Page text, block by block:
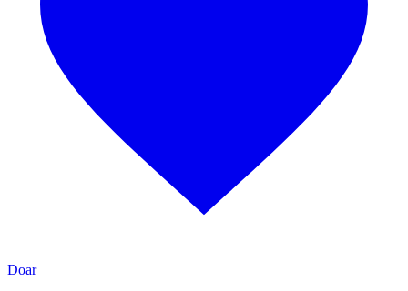
Doar